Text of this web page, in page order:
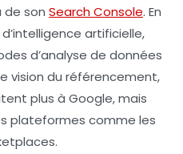
de son Search Console. En
artificielle,
d’analyse de données
vision du référencement,
plus à Google, mais
plateformes comme les